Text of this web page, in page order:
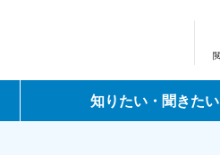
知りたい・聞きたい